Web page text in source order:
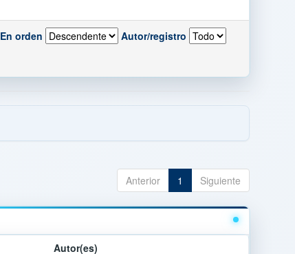
En orden Autor/registro
Anterior 1 Siguiente
Autor(es)